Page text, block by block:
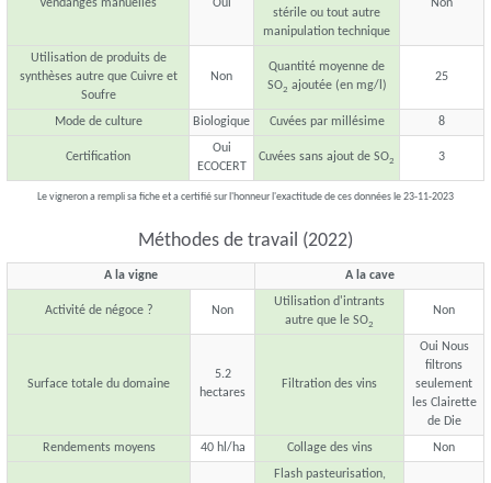
Vendanges manuelles Oui
stérile ou tout autre
manipulation technique
Non
Utilisation de produits de
synthèses autre que Cuivre et
Soufre
Non
Quantité moyenne de
SO2 ajoutée (en mg/l)
25
Mode de culture Biologique Cuvées par millésime 8
Certification
Oui
ECOCERT
Cuvées sans ajout de SO2 3
Le vigneron a rempli sa fiche et a certifié sur l'honneur l'exactitude de ces données le 23-11-2023
Méthodes de travail (2022)
A la vigne A la cave
Activité de négoce ? Non
Utilisation d'intrants
autre que le SO2
Non
Surface totale du domaine
5.2
hectares
Filtration des vins
Oui Nous
filtrons
seulement
les Clairette
de Die
Rendements moyens
40 hl/ha Collage des vins Non
Flash pasteurisation,